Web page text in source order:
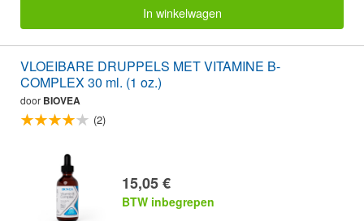
In winkelwagen
VLOEIBARE DRUPPELS MET VITAMINE B-
COMPLEX 30 ml. (1 oz.)
door BIOVEA
(2)
15,05 €
BTW inbegrepen